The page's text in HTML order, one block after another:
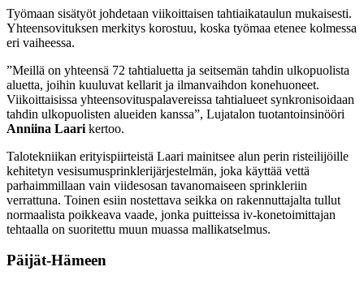
Työmaan sisätyöt johdetaan viikoittaisen tahtiaikataulun mukaisesti.
Yhteensovituksen merkitys korostuu, koska työmaa etenee kolmessa
eri vaiheessa.
”Meillä on yhteensä 72 tahtialuetta ja seitsemän tahdin ulkopuolista
aluetta, joihin kuuluvat kellarit ja ilmanvaihdon konehuoneet.
Viikoittaisissa yhteensovituspalavereissa tahtialueet synkronisoidaan
tahdin ulkopuolisten alueiden kanssa”, Lujatalon tuotantoinsinööri
Anniina Laari kertoo.
Talotekniikan erityispiirteistä Laari mainitsee alun perin risteilijöille
kehitetyn vesisumusprinklerijärjestelmän, joka käyttää vettä
parhaimmillaan vain viidesosan tavanomaiseen sprinkleriin
verrattuna. Toinen esiin nostettava seikka on rakennuttajalta tullut
normaalista poikkeava vaade, jonka puitteissa iv-konetoimittajan
tehtaalla on suoritettu muun muassa mallikatselmus.
Päijät-Hämeen